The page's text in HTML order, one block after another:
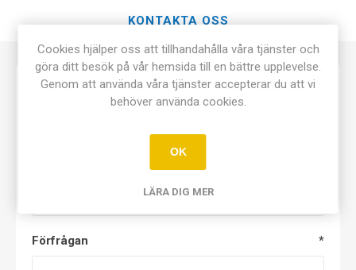
KONTAKTA OSS
Namn
Förfrågan *
Cookies hjälper oss att tillhandahålla våra tjänster och
göra ditt besök på vår hemsida till en bättre upplevelse.
Genom att använda våra tjänster accepterar du att vi
behöver använda cookies.
OK
LÄRA DIG MER